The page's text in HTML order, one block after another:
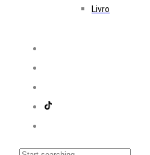
Livro